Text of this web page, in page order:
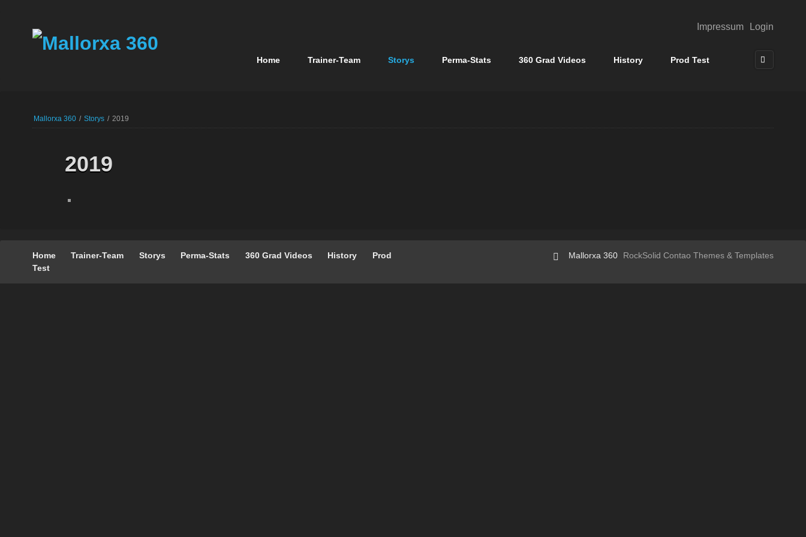
Home Trainer-Team Storys Perma-Stats 360 Grad Videos History Prod Test
Impressum Login
Mallorxa 360 / Storys / 2019
2019
Navigation
Navigation
überspringen
Home Trainer-Team Storys Perma-Stats 360 Grad Videos History
Prod
Test
Mallorxa 360 RockSolid Contao Themes & Templates